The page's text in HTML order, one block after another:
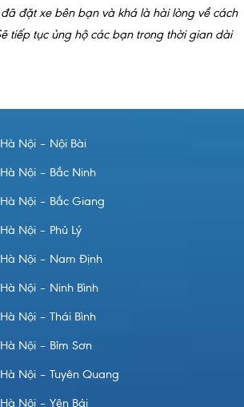
đặt xe bên bạn và khá là hài lòng về cách
tiếp tục ủng hộ các bạn trong thời gian dài
Nội – Nội Bài
Nội – Bắc Ninh
Nội – Bắc Giang
Nội – Phủ Lý
Nội – Nam Định
Nội – Ninh Bình
Nội – Thái Bình
Nội – Bỉm Sơn
Nội – Tuyên Quang
Nội – Yên Bái